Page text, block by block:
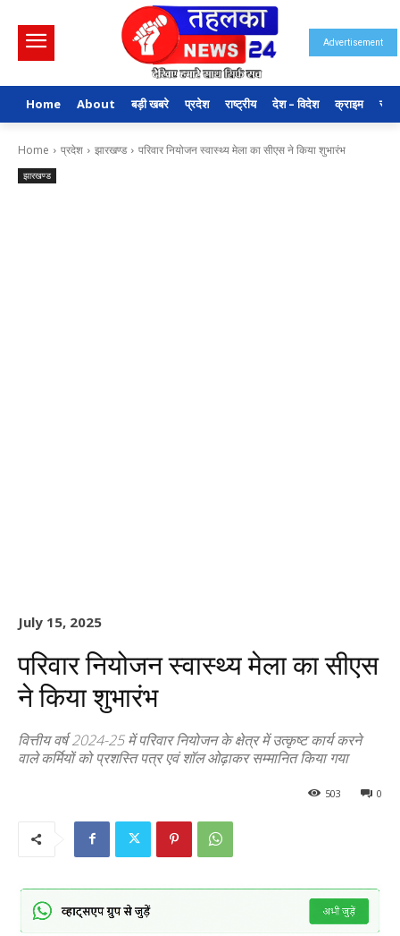
Advertisement
Home About बड़ी खबरे प्रदेश राष्ट्रीय देश – विदेश क्राइम
Home प्रदेश झारखण्ड परिवार नियोजन स्वास्थ्य मेला का सीएस ने किया शुभारंभ
झारखण्ड
July 15, 2025
परिवार नियोजन स्वास्थ्य मेला का सीएस
ने किया शुभारंभ
वित्तीय वर्ष 2024-25 में परिवार नियोजन के क्षेत्र में उत्कृष्ट कार्य करने
वाले कर्मियों को प्रशस्ति पत्र एवं शॉल ओढ़ाकर सम्मानित किया गया
0
503